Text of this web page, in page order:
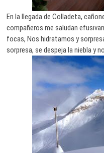
En la llegada de Colladeta,
compañeros me saludan
focas, Nos hidratamos y
sorpresa, se despeja la niebla y